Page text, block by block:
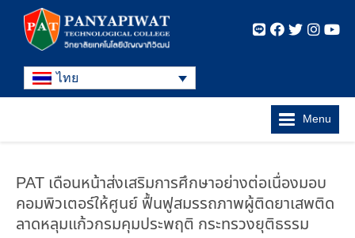
ไทย
Menu
PAT เดือนหน้าส่งเสริมการศึกษาอย่างต่อเนื่องมอบ
คอมพิวเตอร์ให้ศูนย์ ฟื้นฟูสมรรถภาพผู้ติดยาเสพติด
ลาดหลุมแก้วกรมคุมประพฤติ กระทรวงยุติธรรม